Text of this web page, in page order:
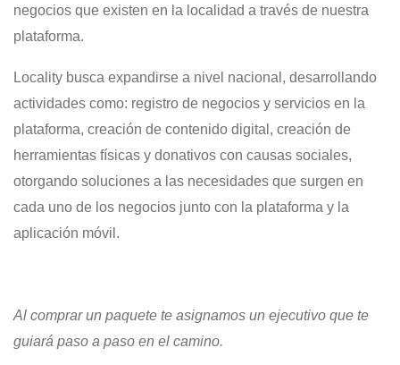
negocios que existen en la localidad a través de nuestra
plataforma.
Locality busca expandirse a nivel nacional, desarrollando
actividades como: registro de negocios y servicios en la
plataforma, creación de contenido digital, creación de
herramientas físicas y donativos con causas sociales,
otorgando soluciones a las necesidades que surgen en
cada uno de los negocios junto con la plataforma y la
aplicación móvil.
Al comprar un paquete te asignamos un ejecutivo que te
guiará paso a paso en el camino.